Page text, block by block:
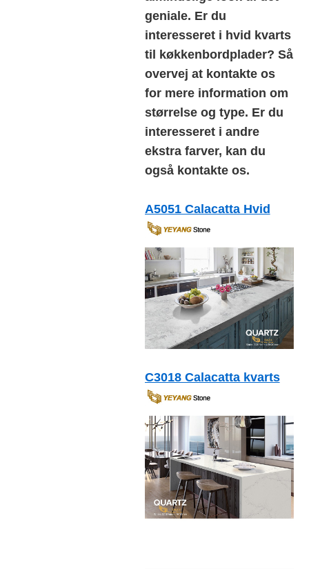
geniale. Er du
interesseret i hvid kvarts
til køkkenbordplader? Så
overvej at kontakte os
for mere information om
størrelse og type. Er du
interesseret i andre
ekstra farver, kan du
også kontakte os.
A5051 Calacatta Hvid
C3018 Calacatta kvarts